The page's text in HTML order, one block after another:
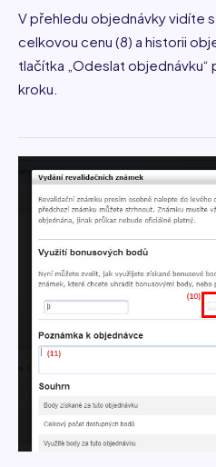
V přehledu objednávky vidíte
celkovou cenu (8) a historii
tlačítka „Odeslat
kroku.